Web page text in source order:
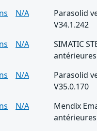
N/A
Parasolid
V34.1.242
N/A
SIMATIC
N/A
Parasolid
V35.0.170
N/A
Mendix
antérieures